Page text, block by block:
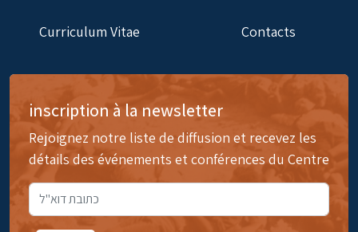
Curriculum Vitae Contacts
inscription à la newsletter
Rejoignez notre liste de diffusion et recevez les
détails des événements et conférences du Centre